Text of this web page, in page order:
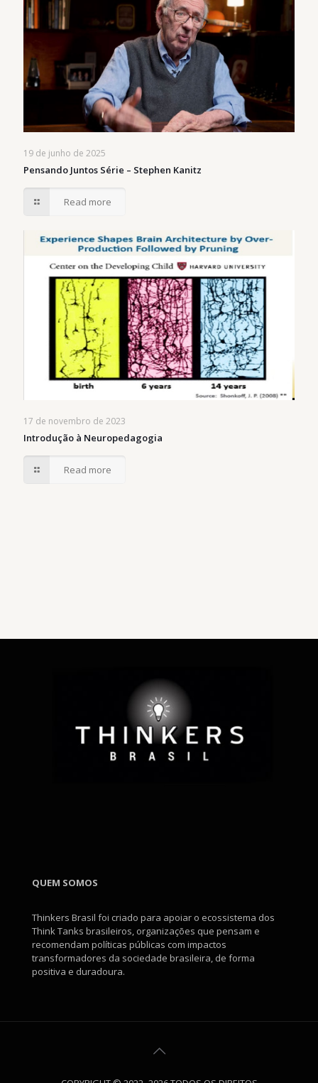
19 de junho de 2025
Pensando Juntos Série – Stephen Kanitz
Read more
17 de novembro de 2023
Introdução à Neuropedagogia
Read more
QUEM SOMOS
Thinkers Brasil foi criado para apoiar o ecossistema dos
Think Tanks brasileiros, organizações que pensam e
recomendam políticas públicas com impactos
transformadores da sociedade brasileira, de forma
positiva e duradoura.